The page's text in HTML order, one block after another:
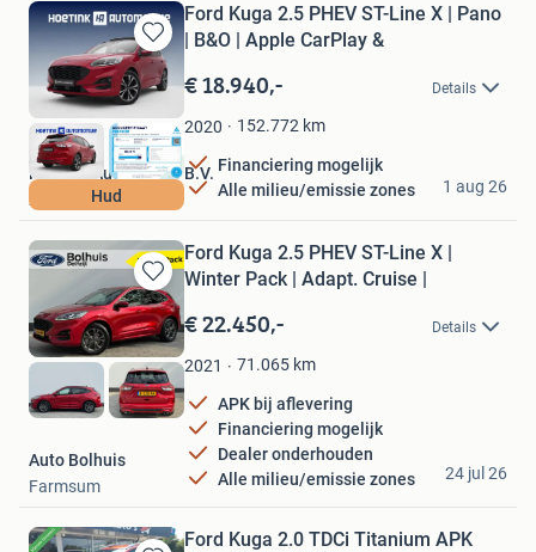
Bewaren
in
Mijn
Favorieten
Hud
Ford Kuga 2.5 PHEV ST-Line X | Pano
| B&O | Apple CarPlay &
€ 18.940,- Details
2020 152.772 km
Financiering mogelijk
Alle milieu/emissie zones
Hoetink Automotive B.V.
Zutphen
1 aug 26
Bewaren
in
Mijn
Favorieten
Ford Kuga 2.5 PHEV ST-Line X |
Winter Pack | Adapt. Cruise |
€ 22.450,- Details
2021 71.065 km
APK bij aflevering
Financiering mogelijk
Dealer onderhouden
Alle milieu/emissie zones
Auto Bolhuis
Farmsum
24 jul 26
Ford Kuga 2.0 TDCi Titanium APK